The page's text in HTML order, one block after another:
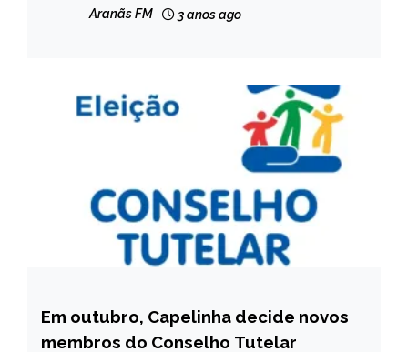
Aranãs FM 3 anos ago
CAPELINHA
NOTÍCIAS
Em outubro, Capelinha decide novos
membros do Conselho Tutelar